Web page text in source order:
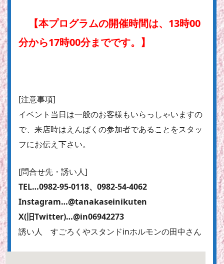
【本プログラムの開催時間は、13時00
分から17時00分までです。】
[注意事項]
イベント当日は一般のお客様もいらっしゃいますの
で、来店時はえんぱくの参加者であることをスタッ
フにお伝え下さい。
[問合せ先・誘い人]
TEL…0982-95-0118、0982-54-4062
Instagram…@tanakaseinikuten
X(旧Twitter)…@in06942273
誘い人 すごろくやスタンドinホルモンの田中さん